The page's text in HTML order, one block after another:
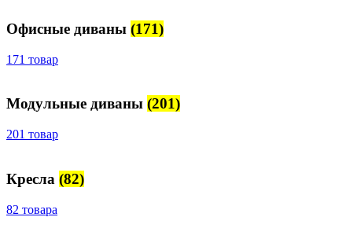
Офисные диваны (171)
171 товар
Модульные диваны (201)
201 товар
Кресла (82)
82 товара